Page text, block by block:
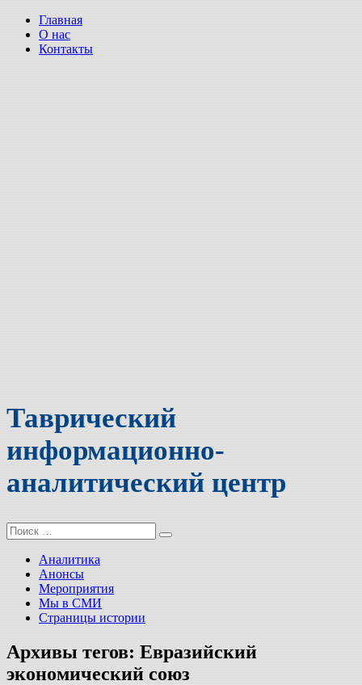
Главная
О нас
Контакты
Таврический
информационно-
аналитический центр
Поиск:
Аналитика
Анонсы
Мероприятия
Мы в СМИ
Страницы истории
Архивы тегов: Евразийский
экономический союз